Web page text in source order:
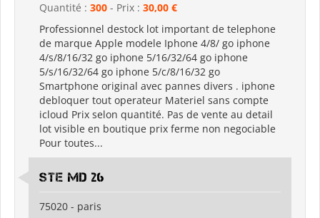
Quantité : 300 - Prix : 30,00 €
Professionnel destock lot important de telephone
de marque Apple modele Iphone 4/8/ go iphone
4/s/8/16/32 go iphone 5/16/32/64 go iphone
5/s/16/32/64 go iphone 5/c/8/16/32 go
Smartphone original avec pannes divers . iphone
debloquer tout operateur Materiel sans compte
icloud Prix selon quantité. Pas de vente au detail
lot visible en boutique prix ferme non negociable
Pour toutes...
Ste md 26
75020 - paris